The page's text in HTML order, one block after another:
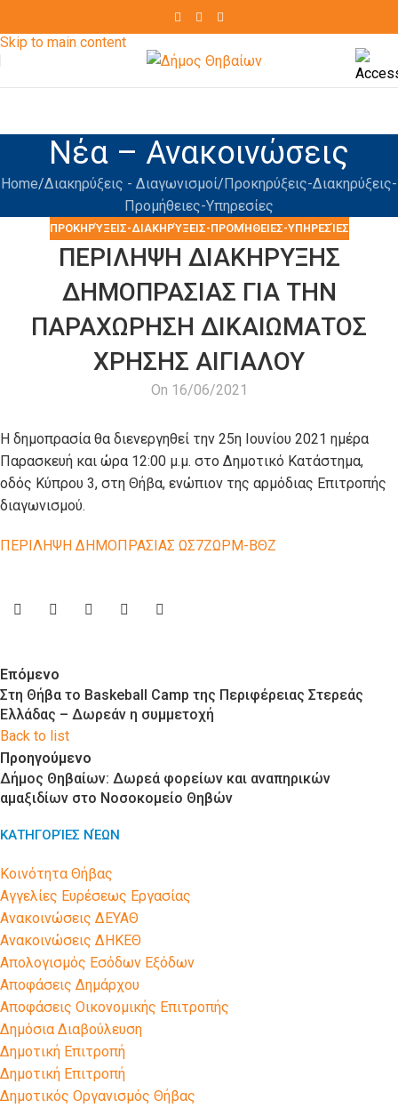
Skip to main content
Νέα – Ανακοινώσεις
Home Διακηρύξεις - Διαγωνισμοί Προκηρύξεις-Διακηρύξεις-
Προμήθειες-Υπηρεσίες
ΠΡΟΚΗΡΎΞΕΙΣ-ΔΙΑΚΗΡΎΞΕΙΣ-ΠΡΟΜΉΘΕΙΕΣ-ΥΠΗΡΕΣΊΕΣ
ΠΕΡΙΛΗΨΗ ΔΙΑΚΗΡΥΞΗΣ
ΔΗΜΟΠΡΑΣΙΑΣ ΓΙΑ ΤΗΝ
ΠΑΡΑΧΩΡΗΣΗ ΔΙΚΑΙΩΜΑΤΟΣ
ΧΡΗΣΗΣ ΑΙΓΙΑΛΟΥ
On 16/06/2021
Η δημοπρασία θα διενεργηθεί την 25η Ιουνίου 2021 ημέρα
Παρασκευή και ώρα 12:00 μ.μ. στο Δημοτικό Κατάστημα,
οδός Κύπρου 3, στη Θήβα, ενώπιον της αρμόδιας Επιτροπής
διαγωνισμού.
ΠΕΡΙΛΗΨΗ ΔΗΜΟΠΡΑΣΙΑΣ ΩΣ7ΖΩΡΜ-ΒΘΖ
Επόμενο
Στη Θήβα το Baskeball Camp της Περιφέρειας Στερεάς
Ελλάδας – Δωρεάν η συμμετοχή
Back to list
Προηγούμενο
Δήμος Θηβαίων: Δωρεά φορείων και αναπηρικών
αμαξιδίων στο Νοσοκομείο Θηβών
ΚΑΤΗΓΟΡΊΕΣ ΝΈΩΝ
Kοινότητα Θήβας
Αγγελίες Ευρέσεως Εργασίας
Ανακοινώσεις ΔΕΥΑΘ
Ανακοινώσεις ΔΗΚΕΘ
Απολογισμός Εσόδων Εξόδων
Αποφάσεις Δημάρχου
Αποφάσεις Οικονομικής Επιτροπής
Δημόσια Διαβούλευση
Δημοτική Επιτροπή
Δημοτική Επιτροπή
Δημοτικός Οργανισμός Θήβας